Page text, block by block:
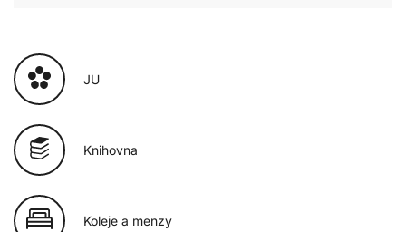
JU
Knihovna
Koleje a menzy